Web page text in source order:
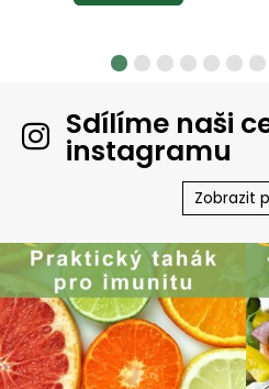
Sdílíme naši
instagramu
Zobrazit